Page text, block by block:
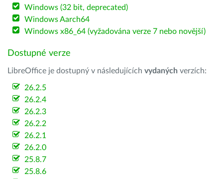
Windows (32 bit, deprecated)
Windows Aarch64
Windows x86_64 (vyžadována verze 7 nebo novější)
Dostupné verze
LibreOffice je dostupný v následujících vydaných verzích:
26.2.5
26.2.4
26.2.3
26.2.2
26.2.1
26.2.0
25.8.7
25.8.6